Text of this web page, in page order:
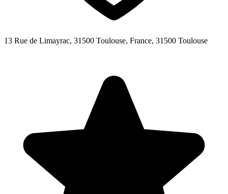
13 Rue de Limayrac, 31500 Toulouse, France, 31500 Toulouse